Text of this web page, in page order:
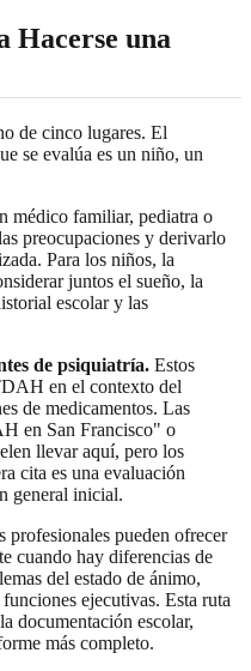
Hacerse una
de cinco lugares. El
se evalúa es un niño, un
médico familiar, pediatra o
preocupaciones y derivarlo
Para los niños, la
juntos el sueño, la
escolar y las
de psiquiatría. Estos
en el contexto del
de medicamentos. Las
en San Francisco" o
llevar aquí, pero los
cita es una evaluación
general inicial.
profesionales pueden ofrecer
cuando hay diferencias de
del estado de ánimo,
ejecutivas. Esta ruta
documentación escolar,
más completo.